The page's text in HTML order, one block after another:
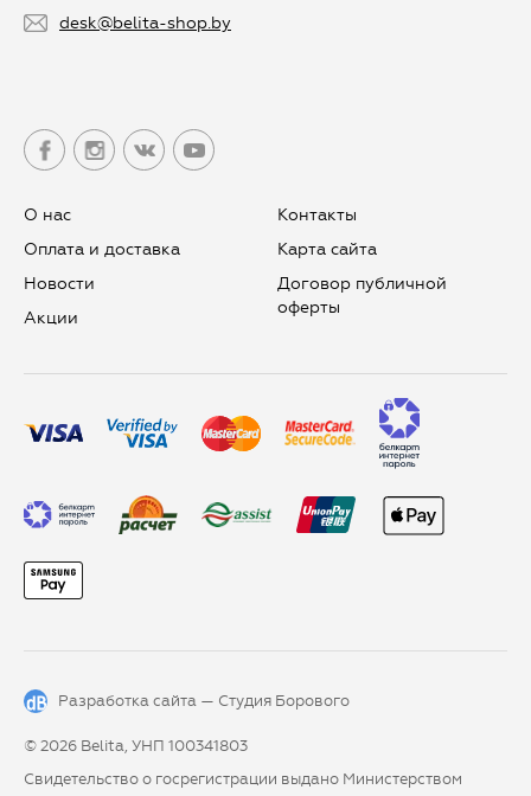
desk@belita-shop.by
О нас
Оплата и доставка
Новости
Aкции
Контакты
Карта сайта
Договор публичной
оферты
Разработка сайта — Студия Борового
© 2026 Belita, УНП 100341803
Свидетельство о госрегистрации выдано Министерством